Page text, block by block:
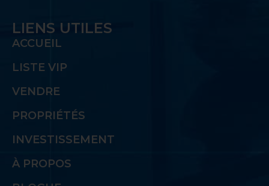
LIENS UTILES
ACCUEIL
LISTE VIP
VENDRE
PROPRIÉTÉS
INVESTISSEMENT
À PROPOS